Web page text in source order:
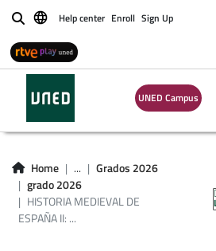
BuscarHelp center Enroll Sign Up
UNED Campus
Home ...
Grados 2026
grado 2026
HISTORIA MEDIEVAL DE
ESPAÑA II: ...
HISTORIA
MEDIEVAL
ESPAÑA II:
XIV Y XV